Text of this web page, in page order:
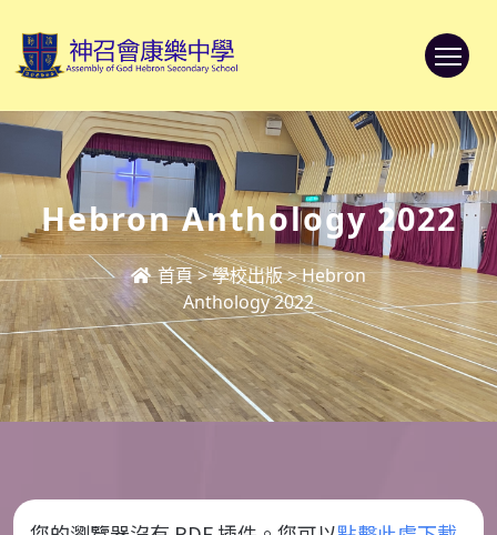
Hebron Anthology 2022
首頁>學校出版>Hebron
Anthology 2022